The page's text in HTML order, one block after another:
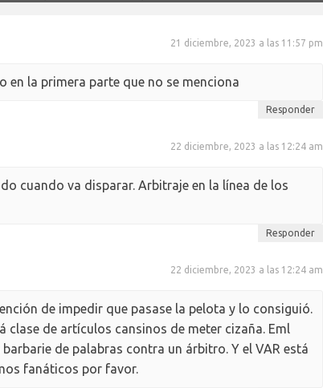
21 diciembre, 2023 a las 11:57 pm
en la primera parte que no se menciona
Responder
22 diciembre, 2023 a las 12:24 am
cuando va disparar. Arbitraje en la línea de los
Responder
22 diciembre, 2023 a las 12:24 am
de impedir que pasase la pelota y lo consiguió.
de artículos cansinos de meter cizaña. Eml
de palabras contra un árbitro. Y el VAR está
fanáticos por favor.